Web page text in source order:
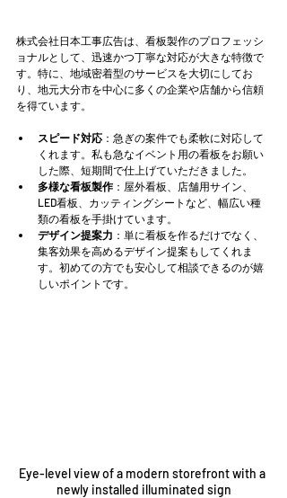
株式会社日本工事広告は、看板製作のプロフェッシ
ョナルとして、迅速かつ丁寧な対応が大きな特徴で
す。特に、地域密着型のサービスを大切にしてお
り、地元大分市を中心に多くの企業や店舗から信頼
を得ています。
スピード対応 ：急ぎの案件でも柔軟に対応して
くれます。私も急なイベント用の看板をお願い
した際、短期間で仕上げていただきました。
多様な看板製作 ：屋外看板、店舗用サイン、
LED看板、カッティングシートなど、幅広い種
類の看板を手掛けています。
デザイン提案力 ：単に看板を作るだけでなく、
集客効果を高めるデザイン提案もしてくれま
す。初めての方でも安心して相談できるのが嬉
しいポイントです。
Eye-level view of a modern storefront with a
newly installed illuminated sign